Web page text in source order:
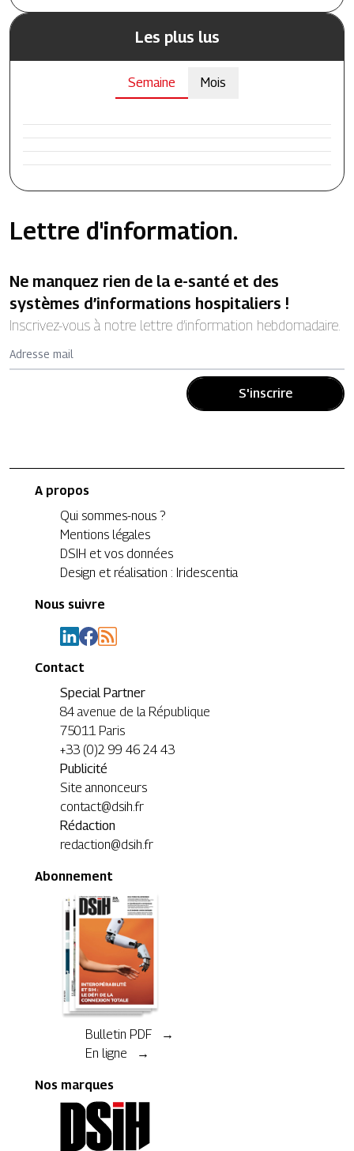
Les plus lus
Semaine Mois
Lettre d'information.
Ne manquez rien de la e-santé et des
systèmes d’informations hospitaliers !
Inscrivez-vous à notre lettre d’information hebdomadaire.
Adresse mail
S'inscrire
A propos
Qui sommes-nous ?
Mentions légales
DSIH et vos données
Design et réalisation : Iridescentia
Nous suivre
Contact
Special Partner
84 avenue de la République
75011 Paris
+33 (0)2 99 46 24 43
Publicité
Site annonceurs
contact@dsih.fr
Rédaction
redaction@dsih.fr
Abonnement
Bulletin PDF →
En ligne →
Nos marques